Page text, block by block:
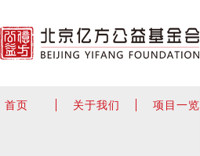
首页 关于我们 项目一览